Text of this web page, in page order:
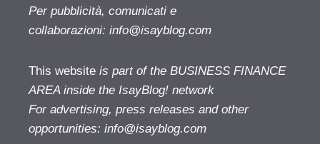
Per pubblicità, comunicati e
collaborazioni: info@isayblog.com
This website is part of the BUSINESS FINANCE
AREA inside the IsayBlog! network
For advertising, press releases and other
opportunities: info@isayblog.com